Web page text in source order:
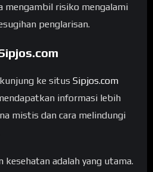
mengambil risiko mengalami
penglarisan.
ke situs Sipjos.com
informasi lebih
mistis dan cara melindungi
kesehatan adalah yang utama.